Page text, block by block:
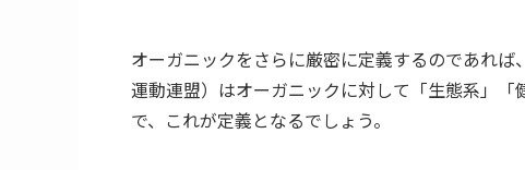
オーガニックをさらに厳密に定義するのであれ
運動連盟）はオーガニックに対して「生態系」
で、これが定義となるでしょう。